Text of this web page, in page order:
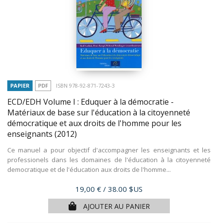
PAPIER PDF ISBN 978-92-871-7243-3
ECD/EDH Volume I : Eduquer à la démocratie -
Matériaux de base sur l'éducation à la citoyenneté
démocratique et aux droits de l'homme pour les
enseignants (2012)
Ce manuel a pour objectif d'accompagner les enseignants et les
professionels dans les domaines de l'éducation à la citoyenneté
democratique et de l'éducation aux droits de l'homme...
Prix
19,00 € / 38.00 $US
AJOUTER AU PANIER